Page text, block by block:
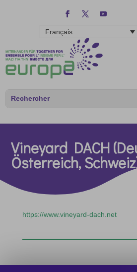
Français
Vineyard DACH
Österreich,
https://www.vineyard-dach.net